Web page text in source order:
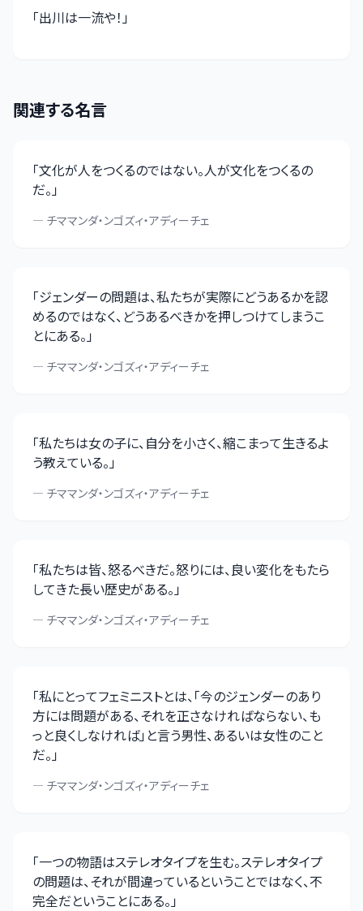
「出川は一流や！」
関連する名言
「文化が人をつくるのではない。人が文化をつくるの
だ。」
— チママンダ・ンゴズィ・アディーチェ
「ジェンダーの問題は、私たちが実際にどうあるかを認
めるのではなく、どうあるべきかを押しつけてしまうこ
とにある。」
— チママンダ・ンゴズィ・アディーチェ
「私たちは女の子に、自分を小さく、縮こまって生きるよ
う教えている。」
— チママンダ・ンゴズィ・アディーチェ
「私たちは皆、怒るべきだ。怒りには、良い変化をもたら
してきた長い歴史がある。」
— チママンダ・ンゴズィ・アディーチェ
「私にとってフェミニストとは、「今のジェンダーのあり
方には問題がある、それを正さなければならない、も
っと良くしなければ」と言う男性、あるいは女性のこと
だ。」
— チママンダ・ンゴズィ・アディーチェ
「一つの物語はステレオタイプを生む。ステレオタイプ
の問題は、それが間違っているということではなく、不
完全だということにある。」